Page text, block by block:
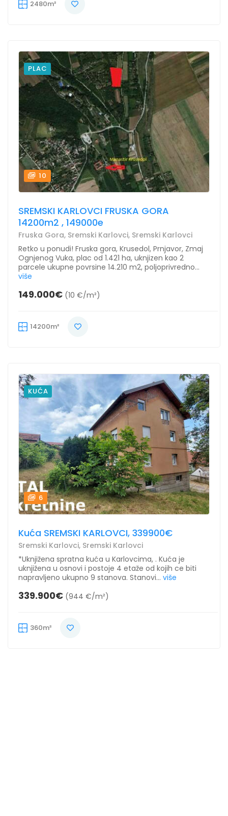
2480m²
PLAC
10
SREMSKI KARLOVCI FRUSKA GORA
14200m2 , 149000e
Fruska Gora, Sremski Karlovci, Sremski Karlovci
Retko u ponudi! Fruska gora, Krusedol, Prnjavor, Zmaj
Ognjenog Vuka, plac od 1.421 ha, uknjizen kao 2
parcele ukupne povrsine 14.210 m2, poljoprivredno...
više
149.000€ (10 €/m²)
14200m²
KUĆA
6
Kuća SREMSKI KARLOVCI, 339900€
Sremski Karlovci, Sremski Karlovci
*Uknjižena spratna kuća u Karlovcima, . Kuća je
uknjižena u osnovi i postoje 4 etaže od kojih ce biti
napravljeno ukupno 9 stanova. Stanovi... više
339.900€ (944 €/m²)
360m²